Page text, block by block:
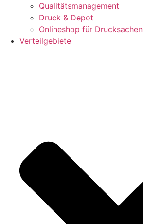
Qualitätsmanagement
Druck & Depot
Onlineshop für Drucksachen
Verteilgebiete